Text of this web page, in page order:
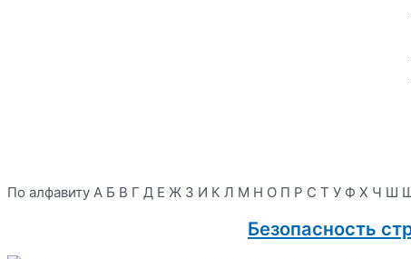
По алфавиту А Б В Г Д Е Ж З И К Л М Н О П Р С Т У Ф Х Ч Ш
Безопасность